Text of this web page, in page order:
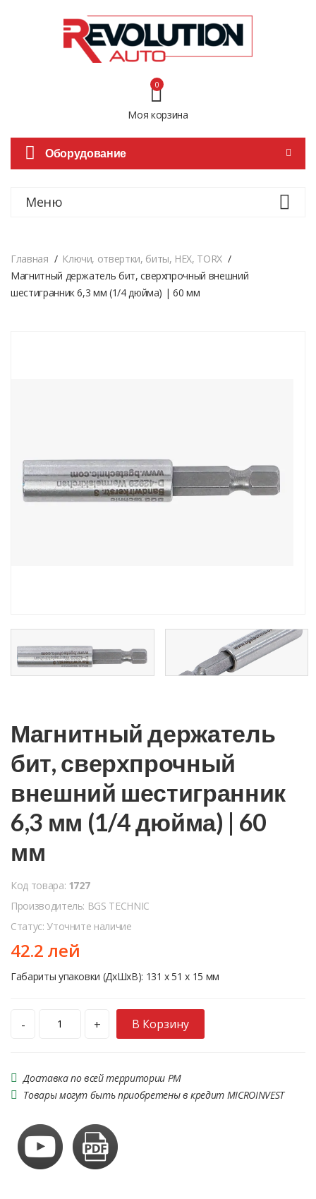
Моя корзина
0
Оборудование
Меню
Главная
Ключи, отвертки, биты, HEX, TORX
Магнитный держатель бит, сверхпрочный внешний
шестигранник 6,3 мм (1/4 дюйма) | 60 мм
Магнитный держатель
бит, сверхпрочный
внешний шестигранник
6,3 мм (1/4 дюйма) | 60
мм
Код товара: 1727
Производитель: BGS TECHNIC
Статус: Уточните наличие
42.2 лей
Габариты упаковки (ДхШхВ): 131 x 51 x 15 мм
- + В Корзину
Доставка по всей территории РМ
Товары могут быть приобретены в кредит MICROINVEST